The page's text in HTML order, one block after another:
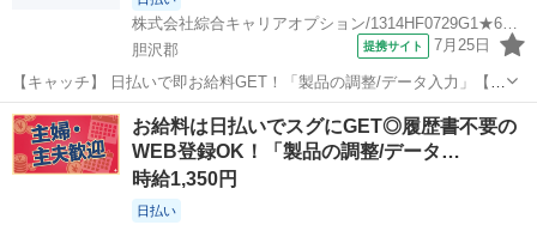
株式会社綜合キャリアオプション/1314HF0729G1★65-N
胆沢郡
提携サイト 7月25日
【キャッチ】 日払いで即お給料GET！「製品の調整/データ入力」【ア
ナタのスキル活かしませんか？】程よい残業でお小遣い稼ぎ♪ヘアカラ
ーOK！高！ 【コメント】 製造のお仕事をお探しにおススメ♪ 「未経
験でも出来る仕事ない...
岩手 胆沢郡 一般事務
お給料は日払いでスグにGET◎履歴書不要の
WEB登録OK！「製品の調整/データ…
時給1,350円
日払い